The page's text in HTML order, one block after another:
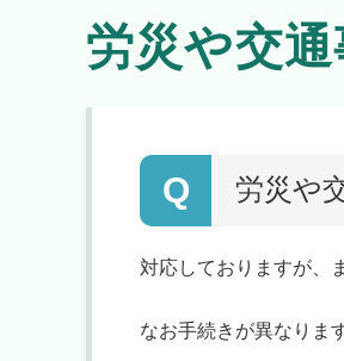
労災や交通
Q 労災や
対応しておりますが、
なお手続きが異なりま